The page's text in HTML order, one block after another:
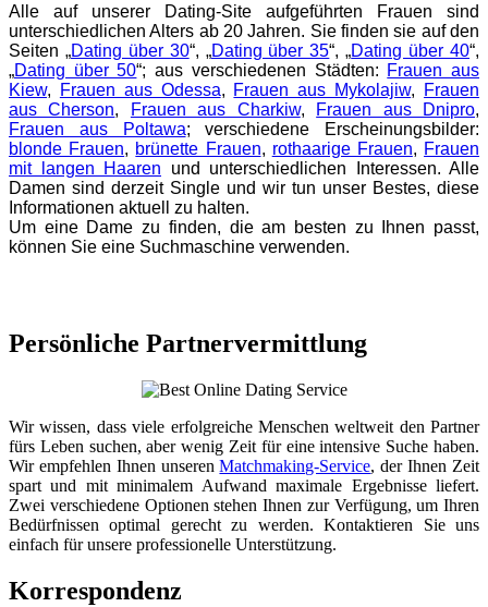
Alle auf unserer Dating-Site aufgeführten Frauen sind
unterschiedlichen Alters ab 20 Jahren. Sie finden sie auf den
Seiten „Dating über 30“, „Dating über 35“, „Dating über 40“,
„Dating über 50“; aus verschiedenen Städten: Frauen aus
Kiew, Frauen aus Odessa, Frauen aus Mykolajiw,
Frauen
aus Cherson, Frauen aus Charkiw, Frauen aus Dnipro,
Frauen aus Poltawa; verschiedene Erscheinungsbilder:
blonde Frauen, brünette Frauen, rothaarige Frauen, Frauen
mit langen Haaren und unterschiedlichen Interessen. Alle
Damen sind derzeit Single und wir tun unser Bestes, diese
Informationen aktuell zu halten.
Um eine Dame zu finden, die am besten zu Ihnen passt,
können Sie eine Suchmaschine verwenden.
Persönliche Partnervermittlung
Wir wissen, dass viele erfolgreiche Menschen weltweit den Partner
fürs Leben suchen, aber wenig Zeit für eine intensive Suche haben.
Wir empfehlen Ihnen unserenMatchmaking-Service, der Ihnen Zeit
spart und mit minimalem Aufwand maximale Ergebnisse liefert.
Zwei verschiedene Optionen stehen Ihnen zur Verfügung, um Ihren
Bedürfnissen optimal gerecht zu werden. Kontaktieren Sie uns
einfach für unsere professionelle Unterstützung.
Korrespondenz